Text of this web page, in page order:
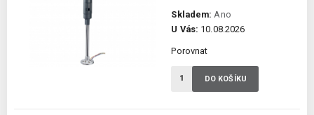
Skladem: Ano
U Vás: 10.08.2026
Porovnat
DO KOŠÍKU